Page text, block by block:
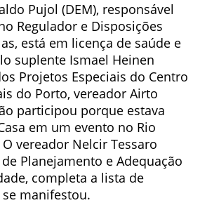
Pujol (DEM), responsável
Regulador e Disposições
está em licença de saúde e
suplente Ismael Heinen
Projetos Especiais do Centro
do Porto, vereador Airto
participou porque estava
em um evento no Rio
vereador Nelcir Tessaro
Planejamento e Adequação
completa a lista de
manifestou.